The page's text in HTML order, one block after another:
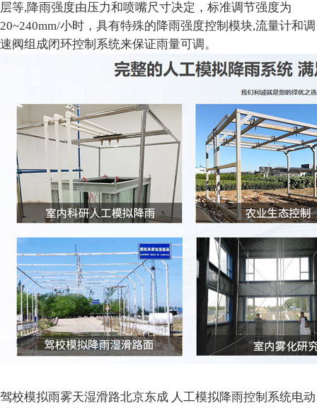
层等,降雨强度由压力和喷嘴尺寸决定，标准调节强度为
20~240mm/小时，具有特殊的降雨强度控制模块,流量计和调
速阀组成闭环控制系统来保证雨量可调。
驾校模拟雨雾天湿滑路北京东成 人工模拟降雨控制系统电动